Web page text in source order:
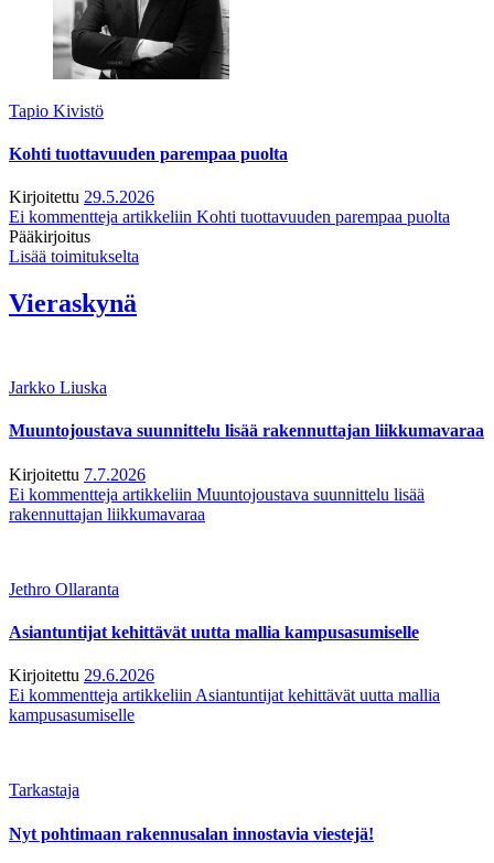
Tapio Kivistö
Kohti tuottavuuden parempaa puolta
Kirjoitettu 29.5.2026
Ei kommentteja artikkeliin Kohti tuottavuuden parempaa puolta
Pääkirjoitus
Lisää toimitukselta
Vieraskynä
Jarkko Liuska
Muuntojoustava suunnittelu lisää rakennuttajan liikkumavaraa
Kirjoitettu 7.7.2026
Ei kommentteja artikkeliin Muuntojoustava suunnittelu lisää
rakennuttajan liikkumavaraa
Jethro Ollaranta
Asiantuntijat kehittävät uutta mallia kampusasumiselle
Kirjoitettu 29.6.2026
Ei kommentteja artikkeliin Asiantuntijat kehittävät uutta mallia
kampusasumiselle
Tarkastaja
Nyt pohtimaan rakennusalan innostavia viestejä!